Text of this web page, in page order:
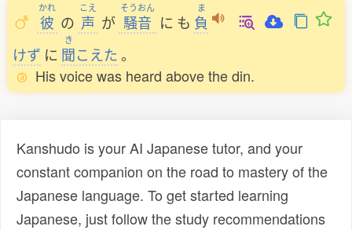
かれ
彼 の
こえ
声 が
そうおん
騒音 に も
ま
負
けず に
き
聞こえた。
His voice was heard above the din.
Kanshudo is your AI Japanese tutor, and your
constant companion on the road to mastery of the
Japanese language. To get started learning
Japanese, just follow the study recommendations